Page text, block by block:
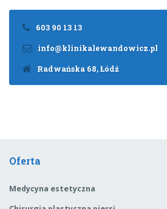
603 90 13 13
info@klinikalewandowicz.pl
Radwańska 68, Łódź
Oferta
Medycyna estetyczna